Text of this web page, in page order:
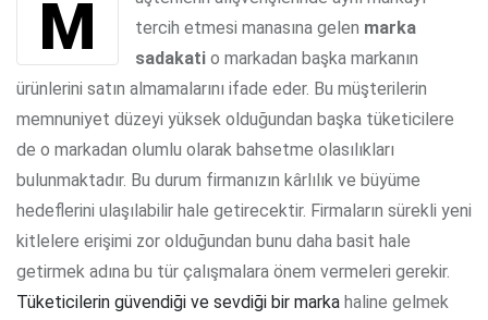
Müşterilerin alışverişlerinde aynı markayı tercih etmesi manasına gelen marka
sadakati o markadan başka markanın
ürünlerini satın almamalarını ifade eder. Bu müşterilerin
memnuniyet düzeyi yüksek olduğundan başka tüketicilere
de o markadan olumlu olarak bahsetme olasılıkları
bulunmaktadır. Bu durum firmanızın kârlılık ve büyüme
hedeflerini ulaşılabilir hale getirecektir. Firmaların sürekli yeni
kitlelere erişimi zor olduğundan bunu daha basit hale
getirmek adına bu tür çalışmalara önem vermeleri gerekir.
Tüketicilerin güvendiği ve sevdiği bir marka haline gelmek